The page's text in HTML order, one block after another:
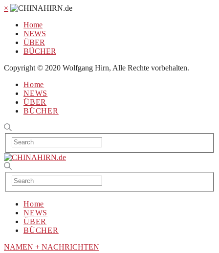
×
Home
NEWS
ÜBER
BÜCHER
Copyright © 2020 Wolfgang Hirn, Alle Rechte vorbehalten.
Home
NEWS
ÜBER
BÜCHER
Home
NEWS
ÜBER
BÜCHER
NAMEN + NACHRICHTEN